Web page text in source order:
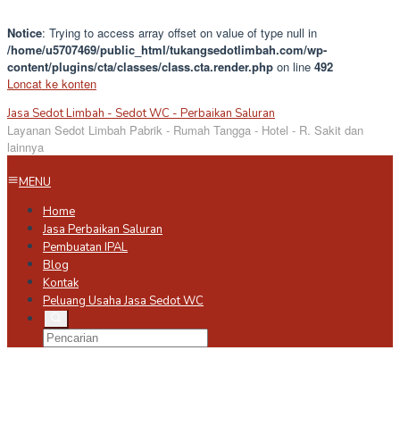
Notice: Trying to access array offset on value of type null in
/home/u5707469/public_html/tukangsedotlimbah.com/wp-
content/plugins/cta/classes/class.cta.render.php on line 492
Loncat ke konten
Jasa Sedot Limbah - Sedot WC - Perbaikan Saluran
Layanan Sedot Limbah Pabrik - Rumah Tangga - Hotel - R. Sakit dan
lainnya
MENU
Home
Jasa Perbaikan Saluran
Pembuatan IPAL
Blog
Kontak
Peluang Usaha Jasa Sedot WC